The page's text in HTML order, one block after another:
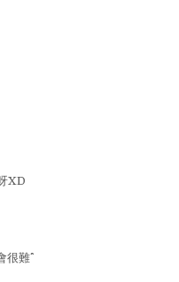
XD
難^^